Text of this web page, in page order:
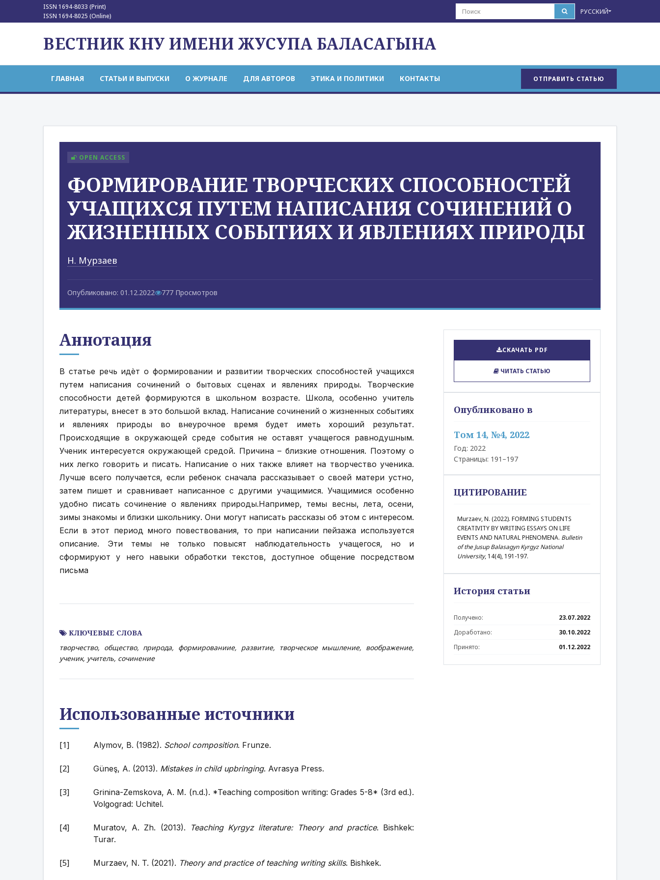
ISSN 1694-8033 (Print)
ISSN 1694-8025 (Online)
РУССКИЙ
ВЕСТНИК КНУ ИМЕНИ ЖУСУПА БАЛАСАГЫНА
ГЛАВНАЯ СТАТЬИ И ВЫПУСКИ О ЖУРНАЛЕ ДЛЯ АВТОРОВ ЭТИКА И ПОЛИТИКИ КОНТАКТЫ ОТПРАВИТЬ СТАТЬЮ
OPEN ACCESS
ФОРМИРОВАНИЕ ТВОРЧЕСКИХ СПОСОБНОСТЕЙ
УЧАЩИХСЯ ПУТЕМ НАПИСАНИЯ СОЧИНЕНИЙ О
ЖИЗНЕННЫХ СОБЫТИЯХ И ЯВЛЕНИЯХ ПРИРОДЫ
Н. Мурзаев
Опубликовано: 01.12.2022 777 Просмотров
Аннотация
В статье речь идѐт о формировании и развитии творческих способностей учащихся
путем написания сочинений о бытовых сценах и явлениях природы. Творческие
способности детей формируются в школьном возрасте. Школа, особенно учитель
литературы, внесет в это большой вклад. Написание сочинений о жизненных событиях
и явлениях природы во внеурочное время будет иметь хороший результат.
Происходящие в окружающей среде события не оставят учащегося равнодушным.
Ученик интересуется окружающей средой. Причина – близкие отношения. Поэтому о
них легко говорить и писать. Написание о них также влияет на творчество ученика.
Лучше всего получается, если ребенок сначала рассказывает о своей матери устно,
затем пишет и сравнивает написанное с другими учащимися. Учащимися особенно
удобно писать сочинение о явлениях природы.Например, темы весны, лета, осени,
зимы знакомы и близки школьнику. Они могут написать рассказы об этом с интересом.
Если в этот период много повествования, то при написании пейзажа используется
описание. Эти темы не только повысят наблюдательность учащегося, но и
сформируют у него навыки обработки текстов, доступное общение посредством
письма
КЛЮЧЕВЫЕ СЛОВА
творчество, общество, природа, формированиие, развитие, творческое мышление, воображение,
ученик, учитель, сочинение
Использованные источники
Alymov, B. (1982). School composition. Frunze.
Güneş, A. (2013). Mistakes in child upbringing. Avrasya Press.
Grinina-Zemskova, A. M. (n.d.). *Teaching composition writing: Grades 5-8* (3rd ed.).
Volgograd: Uchitel.
Muratov, A. Zh. (2013). Teaching Kyrgyz literature: Theory and practice. Bishkek:
Turar.
Murzaev, N. T. (2021). Theory and practice of teaching writing skills. Bishkek.
СКАЧАТЬ PDF
ЧИТАТЬ СТАТЬЮ
Опубликовано в
Том 14, №4, 2022
Год: 2022
Страницы: 191–197
ЦИТИРОВАНИЕ
Murzaev, N. (2022). FORMING STUDENTS
CREATIVITY BY WRITING ESSAYS ON LIFE
EVENTS AND NATURAL PHENOMENA. Bulletin
of the Jusup Balasagyn Kyrgyz National
University, 14(4), 191-197.
История статьи
Получено:
23.07.2022
Доработано:
30.10.2022
Принято:
01.12.2022